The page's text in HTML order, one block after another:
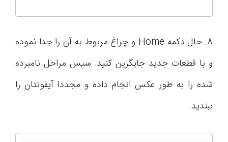
8. حال دکمه Home و چراغ مربوط به آن را جدا نموده
و با قطعات جدید جایگزین کنید. سپس مراحل نامبرده
شده را به طور عکس انجام داده و مجددا آیفونتان را
ببندید.